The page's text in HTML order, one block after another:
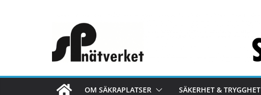
OM SÄKRAPLATSER SÄKERHET & TRYGGHET